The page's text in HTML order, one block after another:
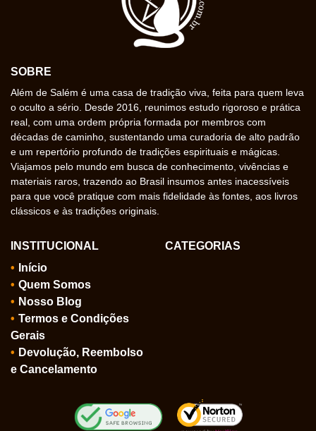
SOBRE
Além de Salém é uma casa de tradição viva, feita para quem leva
o oculto a sério. Desde 2016, reunimos estudo rigoroso e prática
real, com uma ordem própria formada por membros com
décadas de caminho, sustentando uma curadoria de alto padrão
e um repertório profundo de tradições espirituais e mágicas.
Viajamos pelo mundo em busca de conhecimento, vivências e
materiais raros, trazendo ao Brasil insumos antes inacessíveis
para que você pratique com mais fidelidade às fontes, aos livros
clássicos e às tradições originais.
INSTITUCIONAL
Início
Quem Somos
Nosso Blog
Termos e Condições
Gerais
Devolução, Reembolso
e Cancelamento
CATEGORIAS